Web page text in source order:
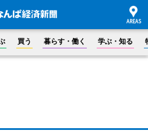
買う 暮らす・働く 学ぶ・知る